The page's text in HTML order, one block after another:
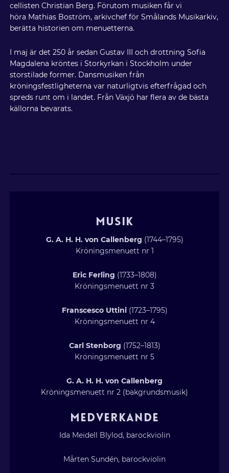
cellisten Christian Berg. Förutom musiken får vi
höra Mathias Boström, arkivchef för Smålands Musikarkiv,
berätta historien om menuetterna.
I maj är det 250 år sedan Gustav III och drottning Sofia
Magdalena kröntes i Storkyrkan i Stockholm under
storstilade former. Dansmusiken från
kröningsfestligheterna var naturligtvis efterfrågad och
spreds runt om i landet. Från Växjö har flera av de bästa
källorna bevarats.
MUSIK
G. A. H. H. von Callenberg (1744–1795)
Kröningsmenuett nr 1
Eric Ferling (1733–1808)
Kröningsmenuett nr 3
Franscesco Uttini(1723–1795)
Kröningsmenuett nr 4
Carl Stenborg (1752–1813)
Kröningsmenuett nr 5
G. A. H. H. von Callenberg
Kröningsmenuett nr 2 (bakgrundsmusik)
MEDVERKANDE
Ida Meidell Blylod, barockviolin
Mårten Sundén, barockviolin